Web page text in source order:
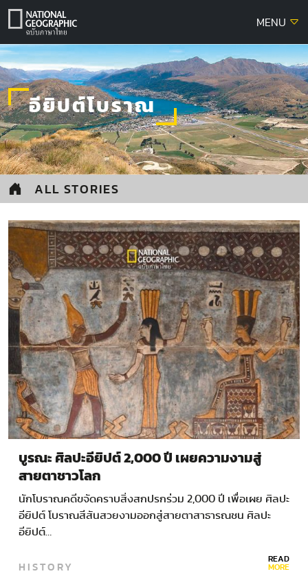
Skip
MENU
อียิปต์โบราณ
ALL STORIES
บูรณะ ศิลปะอียิปต์ 2,000 ปี เผยความงามสู่
สายตาชาวโลก
นักโบราณคดีขจัดคราบสิ่งสกปรกร่วม 2,000 ปี เพื่อเผย ศิลปะ
อียิปต์ โบราณสีสันสวยงามออกสู่สายตาสาธารณชน ศิลปะ
อียิปต์…
HISTORY READ
MORE